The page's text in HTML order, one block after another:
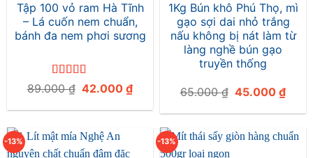
Tập 100 vỏ ram Hà Tĩnh
– Lá cuốn nem chuẩn,
bánh đa nem phơi sương
Được xếp
hạng
sao
89.000₫ Giá
là:
42.000₫Giá
tại
42.000 ₫.
1Kg Bún khô Phú Thọ, mì
gạo sợi dai nhỏ trắng
nấu không bị nát làm từ
làng nghề bún gạo
truyền thống
65.000₫ Giá
là:
45.000₫Giá
tại
-13% -13%